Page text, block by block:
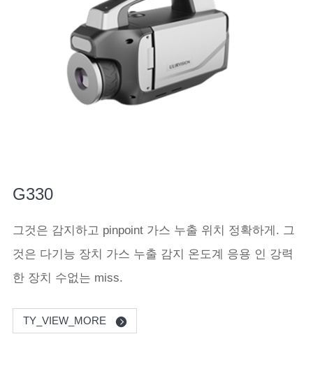
G330
그것은 감지하고 pinpoint 가스 누출 위치 정확하게. 그
것은 다기능 장치 가스 누출 감지 온도계 응용 인 강력
한 장치 수없는 miss.
TY_VIEW_MORE